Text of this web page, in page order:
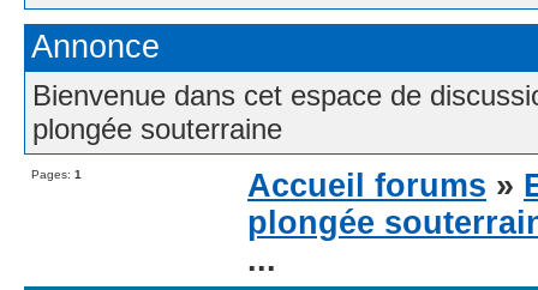
Annonce
Bienvenue dans cet espace de
plongée souterraine
Pages: 1 Accueil forums »
plongée
...